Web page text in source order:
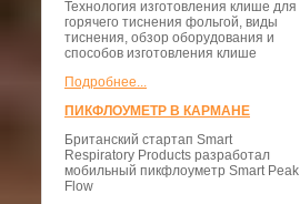
Технология изготовления клише для
горячего тиснения фольгой, виды
тиснения, обзор оборудования и
способов изготовления клише
Подробнее...
ПИКФЛОУМЕТР В КАРМАНЕ
Британский стартап Smart
Respiratory Products разработал
мобильный пикфлоуметр Smart Peak
Flow